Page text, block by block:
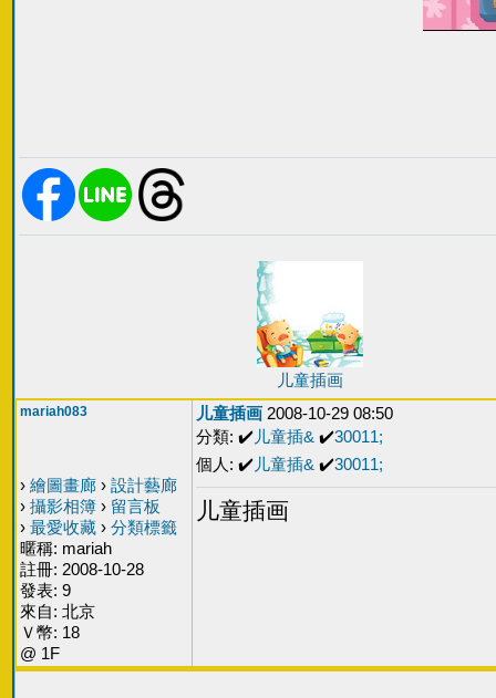
儿童插画
mariah083
› 繪圖畫廊 › 設計藝廊
› 攝影相簿 › 留言板
› 最愛收藏 › 分類標籤
暱稱: mariah
註冊: 2008-10-28
發表: 9
來自: 北京
Ｖ幣: 18
@ 1F
儿童插画 2008-10-29 08:50
分類: ✔️儿童插& ✔️30011;
個人: ✔️儿童插& ✔️30011;
儿童插画